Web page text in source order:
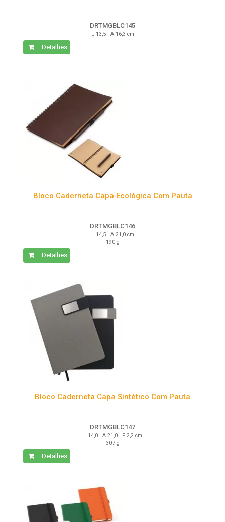
DRTMGBLC145
L 13,5 | A 16,3 cm
Detalhes
Bloco Caderneta Capa Ecológica Com Pauta
DRTMGBLC146
L 14,5 | A 21,0 cm
190 g
Detalhes
Bloco Caderneta Capa Sintético Com Pauta
DRTMGBLC147
L 14,0 | A 21,0 | P 2,2 cm
307 g
Detalhes